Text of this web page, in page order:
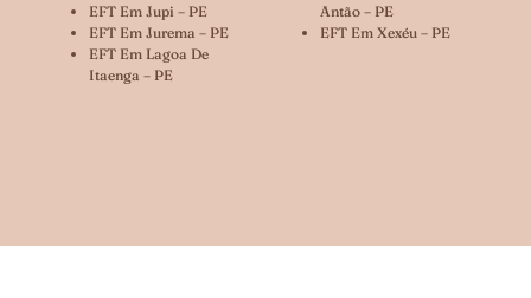
EFT Em Jupi – PE
EFT Em Jurema – PE
EFT Em Lagoa De
Itaenga – PE
Antão – PE
EFT Em Xexéu – PE